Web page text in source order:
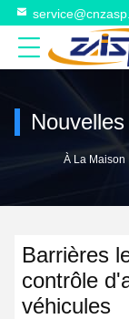
Nouvelles
À La Maison
Barrières
contrôle
véhicules